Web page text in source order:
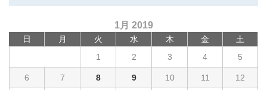
1月 2019
日 月 火 水 木 金 土
1 2 3 4 5
6 7 8 9 10 11 12